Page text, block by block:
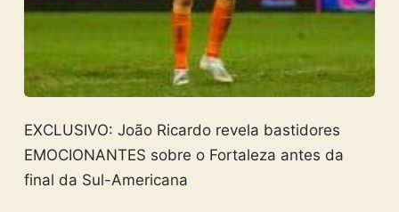
EXCLUSIVO: João Ricardo revela bastidores
EMOCIONANTES sobre o Fortaleza antes da
final da Sul-Americana